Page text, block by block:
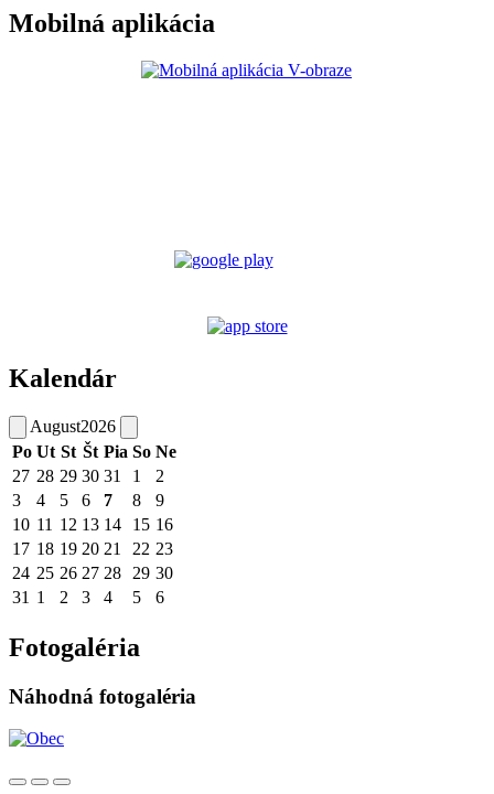
Mobilná aplikácia
Kalendár
August2026
Po Ut St Št Pia So Ne
27 28 29 30 31 1
2
3
4 5 6 7 8
9
10 11 12 13 14 15 16
17 18 19 20 21 22 23
24 25 26 27 28 29 30
31 1 2 3 4 5 6
Fotogaléria
Náhodná fotogaléria